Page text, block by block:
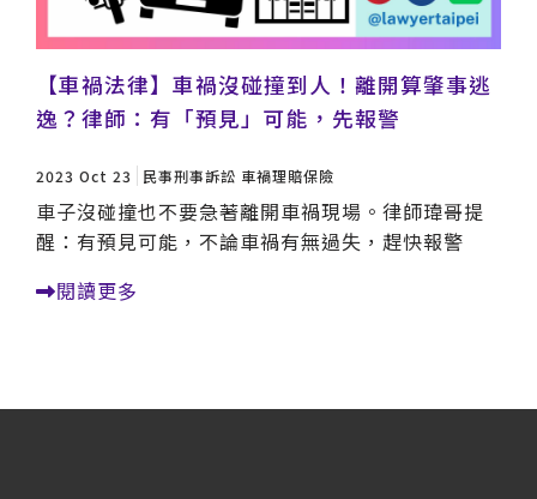
【車禍法律】車禍沒碰撞到人！離開算肇事逃
逸？律師：有「預見」可能，先報警
2023 Oct 23 民事刑事訴訟 車禍理賠保險
車子沒碰撞也不要急著離開車禍現場。律師瑋哥提
醒：有預見可能，不論車禍有無過失，趕快報警
閱讀更多